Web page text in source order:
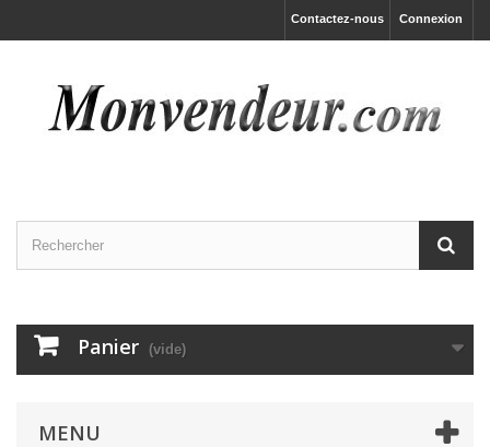
Connexion
Contactez-nous
Panier (vide)
MENU